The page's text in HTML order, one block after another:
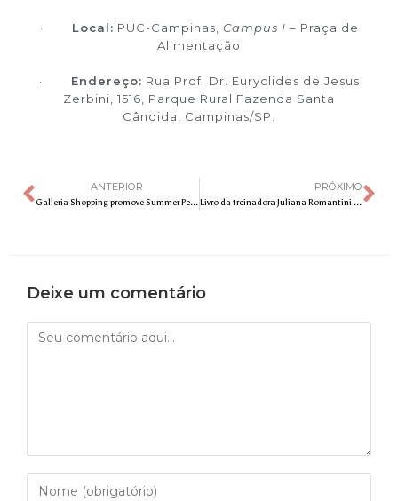
· Local: PUC-Campinas, Campus I – Praça de
Alimentação
· Endereço: Rua Prof. Dr. Euryclides de Jesus
Zerbini, 1516, Parque Rural Fazenda Santa
Cândida, Campinas/SP.
ANTERIOR
Galleria Shopping promove Summer Pet com atividades especiais para tutores e seus cães
PRÓXIMO
Livro da treinadora Juliana Romantini revela segredos para tornar a vida mais plena e saudável
Deixe um comentário